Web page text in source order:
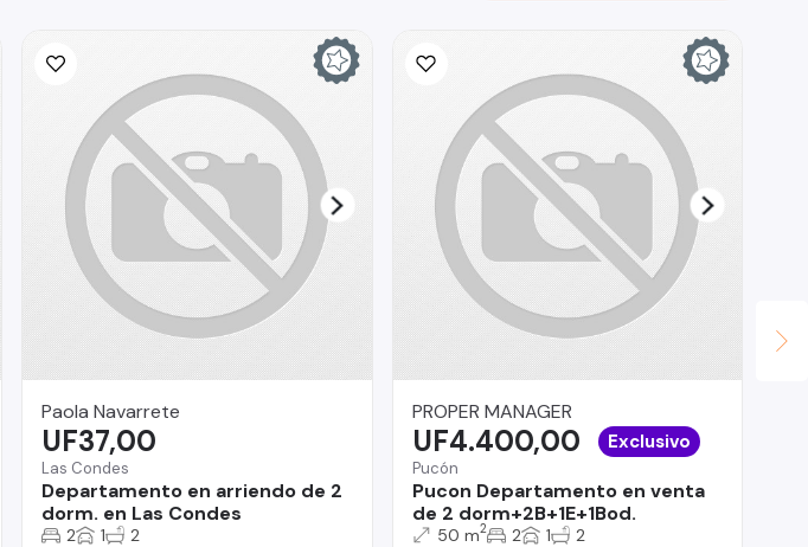
Paola Navarrete
Las Condes
Departamento en arriendo de 2
dorm. en Las Condes
UF37,00
2 1 2
PROPER MANAGER
Pucón
Pucon Departamento en venta
de 2 dorm+2B+1E+1Bod.
UF4.400,00 Exclusivo
50 m2 2 1 2